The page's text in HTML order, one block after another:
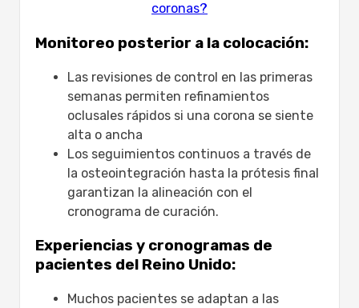
coronas?
Monitoreo posterior a la colocación:
Las revisiones de control en las primeras
semanas permiten refinamientos
oclusales rápidos si una corona se siente
alta o ancha
Los seguimientos continuos a través de
la osteointegración hasta la prótesis final
garantizan la alineación con el
cronograma de curación.
Experiencias y cronogramas de
pacientes del Reino Unido:
Muchos pacientes se adaptan a las